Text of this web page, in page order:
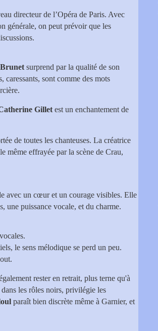
directeur de l’Opéra de Paris. Avec
générale, on peut prévoir que les
surprend par la qualité de son
sont comme des mots
Gillet est un enchantement de
de toutes les chanteuses. La créatrice
même effrayée par la scène de Crau,
avec un cœur et un courage visibles. Elle
une puissance vocale, et du charme.
le sens mélodique se perd un peu.
rester en retrait, plus terne qu'à
les rôles noirs, privilégie les
paraît bien discrète même à Garnier, et